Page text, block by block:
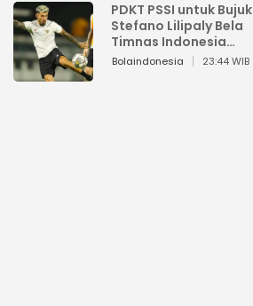
PDKT PSSI untuk Bujuk
Stefano Lilipaly Bela
Timnas Indonesia
Berakhir Berantakan
Bolaindonesia 23:44 WIB